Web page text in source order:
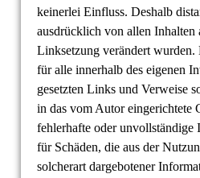
keinerlei Einfluss. Deshalb
ausdrücklich von allen Inhalten
Linksetzung verändert wurden.
für alle innerhalb des eigenen
gesetzten Links und Verweise
in das vom Autor eingerichtete
fehlerhafte oder unvollständige
für Schäden, die aus der
solcherart dargebotener